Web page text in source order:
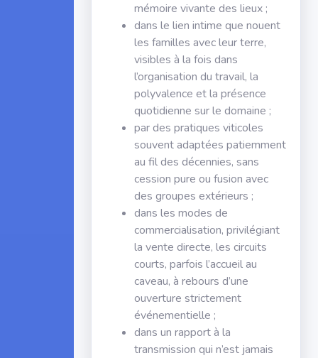
mémoire vivante des lieux ;
dans le lien intime que nouent
les familles avec leur terre,
visibles à la fois dans
l’organisation du travail, la
polyvalence et la présence
quotidienne sur le domaine ;
par des pratiques viticoles
souvent adaptées patiemment
au fil des décennies, sans
cession pure ou fusion avec
des groupes extérieurs ;
dans les modes de
commercialisation, privilégiant
la vente directe, les circuits
courts, parfois l’accueil au
caveau, à rebours d’une
ouverture strictement
événementielle ;
dans un rapport à la
transmission qui n’est jamais